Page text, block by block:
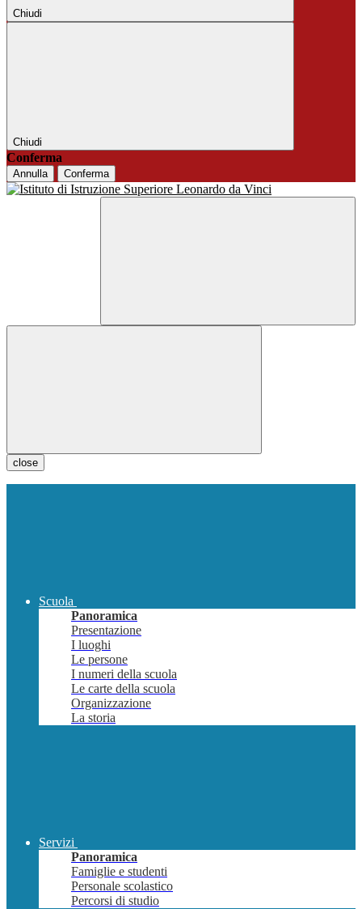
Chiudi
Chiudi
Conferma
Annulla Conferma
close
Scuola
Panoramica
Presentazione
I luoghi
Le persone
I numeri della scuola
Le carte della scuola
Organizzazione
La storia
Servizi
Panoramica
Famiglie e studenti
Personale scolastico
Percorsi di studio